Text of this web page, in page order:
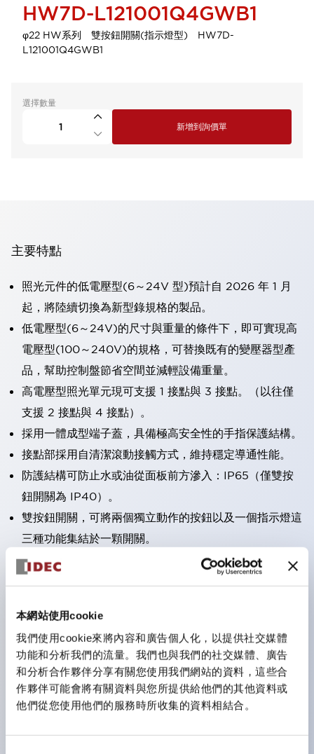
本網站使用cookie
我們使用cookie來將內容和廣告個人化，以提供社交媒體
功能和分析我們的流量。我們也與我們的社交媒體、廣告
和分析合作夥伴分享有關您使用我們網站的資料，這些合
作夥伴可能會將有關資料與您所提供給他們的其他資料或
他們從您使用他們的服務時所收集的資料相結合。
HW7D-L121001Q4GWB1
φ22 HW系列 雙按鈕開關(指示燈型) HW7D-
L121001Q4GWB1
選擇數量
新增到詢價單
主要特點
照光元件的低電壓型(6～24V 型)預計自 2026 年 1 月
起，將陸續切換為新型錄規格的製品。
低電壓型(6～24V)的尺寸與重量的條件下，即可實現高
電壓型(100～240V)的規格，可替換既有的變壓器型產
品，幫助控制盤節省空間並減輕設備重量。
高電壓型照光單元現可支援 1 接點與 3 接點。（以往僅
支援 2 接點與 4 接點）。
採用一體成型端子蓋，具備極高安全性的手指保護結構。
接點部採用自清潔滾動接觸方式，維持穩定導通性能。
防護結構可防止水或油從面板前方滲入：IP65（僅雙按
鈕開關為 IP40）。
雙按鈕開關，可將兩個獨立動作的按鈕以及一個指示燈這
三種功能集結於一顆開關。
完整支援全球各地需求的多種電壓規格。
顏色。
支援色彩通用設計（CUD）：可清楚辨識正方平頭形指
示燈的亮燈/熄燈狀態，以及點燈時的顏色識別。
符合 ISO 3864-4 安全色規範：在危險或緊急狀況下，
顏色表現更明確鮮明，便於更多人識別。